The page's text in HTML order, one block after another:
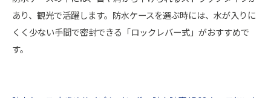
あり、観光で活躍します。防水ケースを選ぶ時には、水が入りに
くく少ない手間で密封できる「ロックレバー式」がおすすめで
す。